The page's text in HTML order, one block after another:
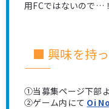
用FCではないので…！
■ 興味を持
―――――――――――――――――――――――――――
①当募集ページ下部
②ゲーム内にて Oi